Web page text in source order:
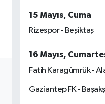
15 Mayıs, Cuma
Rizespor - Beşiktaş
16 Mayıs,
Fatih Karagümrük -
Gaziantep FK -